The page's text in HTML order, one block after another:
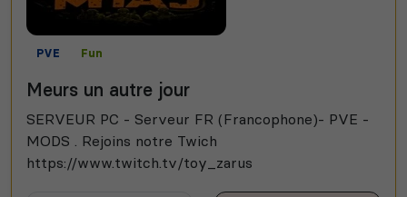
PVE Fun
Meurs un autre jour
SERVEUR PC - Serveur FR (Francophone)- PVE -
MODS . Rejoins notre Twich
https://www.twitch.tv/toy_zarus